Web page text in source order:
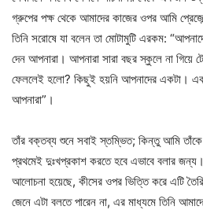
গ্রুপের পক্ষ থেকে আমাদের কাজের ওপর আমি
তিনি সরোষে যা বলেন তা মোটামুটি এরকম:
দেন আপনারা। আপনারা সারা বছর স্কুলে না গিয়ে
ফেললেই হলো? কিছুই হয়নি আপনাদের একটা।
আপনারা”।
তাঁর বক্তব্য শুনে সবাই স্তম্ভিত; কিন্তু আমি
প্রথমেই দুঃখপ্রকাশ করতে হবে এভাবে বলার জন্য।
আলোচনা হয়েছে, কীসের ওপর ভিত্তি করে এটি
জেনে এটা বলতে পারেন না, এর মাধ্যমে তিনি